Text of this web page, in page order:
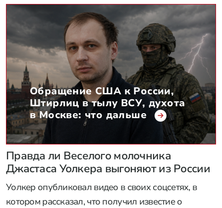
Обращение США к России,
Штирлиц в тылу ВСУ, духота
в Москве: что дальше
Правда ли Веселого молочника
Джастаса Уолкера выгоняют из России
Уолкер опубликовал видео в своих соцсетях, в
котором рассказал, что получил известие о